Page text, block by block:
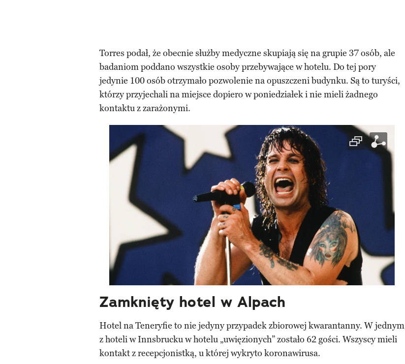
Torres podał, że obecnie służby medyczne skupiają się na grupie 37 osób, ale
badaniom poddano wszystkie osoby przebywające w hotelu. Do tej pory
jedynie 100 osób otrzymało pozwolenie na opuszczeni budynku. Są to turyści,
którzy przyjechali na miejsce dopiero w poniedziałek i nie mieli żadnego
kontaktu z zarażonymi.
Zamknięty hotel w Alpach
Hotel na Teneryfie to nie jedyny przypadek zbiorowej kwarantanny. W jednym
z hoteli w Innsbrucku w hotelu „uwięzionych” zostało 62 gości. Wszyscy mieli
kontakt z recepcjonistką, u której wykryto koronawirusa.